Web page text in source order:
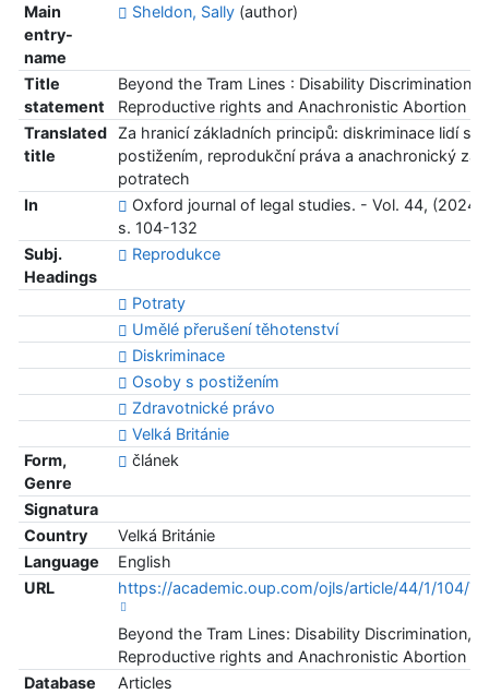
Main
entry-
name
Sheldon, Sally(author)
Title
statement
Beyond the Tram Lines : Disability Discrimination,
Reproductive rights and Anachronistic Abortion
Translated
title
Za hranicí základních principů: diskriminace lidí s
postižením, reprodukční práva a anachronický
potratech
In
Oxford journal of legal studies. - Vol. 44, (2024),
s. 104-132
Subj.
Headings
Reprodukce
Potraty
Umělé přerušení těhotenství
Diskriminace
Osoby s postižením
Zdravotnické právo
Velká Británie
Form,
Genre
článek
Signatura
Country
Velká Británie
Language
English
URL
https://academic.oup.com/ojls/article/44/1/104/
Beyond the Tram Lines: Disability Discrimination,
Reproductive rights and Anachronistic Abortion
Database
Articles